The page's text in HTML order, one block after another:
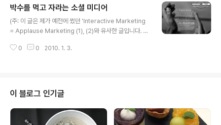
는데, 별다른 분석이라기 보다 해외 사례 소개였습니다. 영
국 도미노피자의 경우 포스퀘어를 잘 활용했고 (꼭 그 때문
이라고 단언할 수는 없지만) 이익이 29%나 늘어났다는 M
ves Help Increase Profits by 29%"였죠. 우리나라
박수를 먹고 자라는 소셜 미디어
(주: 이 글은 제가 예전에 썼던 'Interactive Marketing
= Applause Marketing (1), (2)와 유사한 글입니다. 따
제가 '소셜 미디어 마케팅, 사용 동기를 알아야 성공한다'는
er), Status Update이든 (Facebook) 말이죠. 어떤 형
태의 콘텐츠이든, 사용자가 콘텐츠를 창출하고 업로드하는
데에는 Recognition과 Cause라는 두 가지 동기가 주요
원인으로 작용합니다. 하나씩 살펴보면, 우선 'Cause'는 ..
0 0 2010. 1. 3.
이 블로그 인기글